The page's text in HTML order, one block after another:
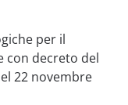
per il
con decreto del
22 novembre